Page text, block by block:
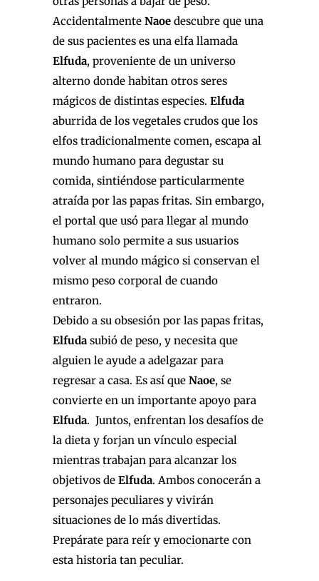
Accidentalmente Naoe descubre que una
de sus pacientes es una elfa llamada
Elfuda, proveniente de un universo
alterno donde habitan otros seres
mágicos de distintas especies. Elfuda
aburrida de los vegetales crudos que los
elfos tradicionalmente comen, escapa al
mundo humano para degustar su
comida, sintiéndose particularmente
atraída por las papas fritas. Sin embargo,
el portal que usó para llegar al mundo
humano solo permite a sus usuarios
volver al mundo mágico si conservan el
mismo peso corporal de cuando
entraron.
Debido a su obsesión por las papas fritas,
Elfuda subió de peso, y necesita que
alguien le ayude a adelgazar para
regresar a casa. Es así que Naoe, se
convierte en un importante apoyo para
Elfuda. Juntos, enfrentan los desafíos de
la dieta y forjan un vínculo especial
mientras trabajan para alcanzar los
objetivos de Elfuda. Ambos conocerán a
personajes peculiares y vivirán
situaciones de lo más divertidas.
Prepárate para reír y emocionarte con
esta historia tan peculiar.